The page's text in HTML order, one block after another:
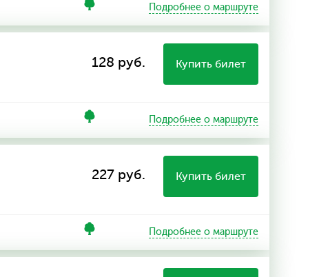
Подробнее о маршруте
128 руб. Купить билет
Подробнее о маршруте
227 руб. Купить билет
Подробнее о маршруте